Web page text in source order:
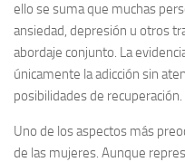
ello se suma que muchas
ansiedad, depresión u otros
abordaje conjunto. La
únicamente la adicción sin
posibilidades de recuperación.
Uno de los aspectos más
de las mujeres. Aunque